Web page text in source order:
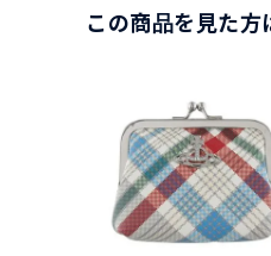
この商品を見た方